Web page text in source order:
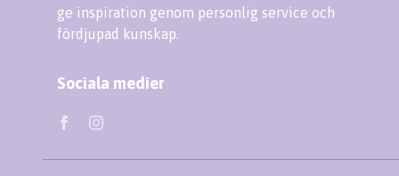
ge inspiration genom personlig service och
fördjupad kunskap.
Sociala medier